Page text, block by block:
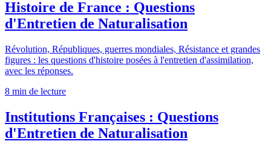
Histoire de France : Questions
d'Entretien de Naturalisation
Révolution, Républiques, guerres mondiales, Résistance et grandes
figures : les questions d'histoire posées à l'entretien d'assimilation,
avec les réponses.
8 min de lecture
Institutions Françaises : Questions
d'Entretien de Naturalisation